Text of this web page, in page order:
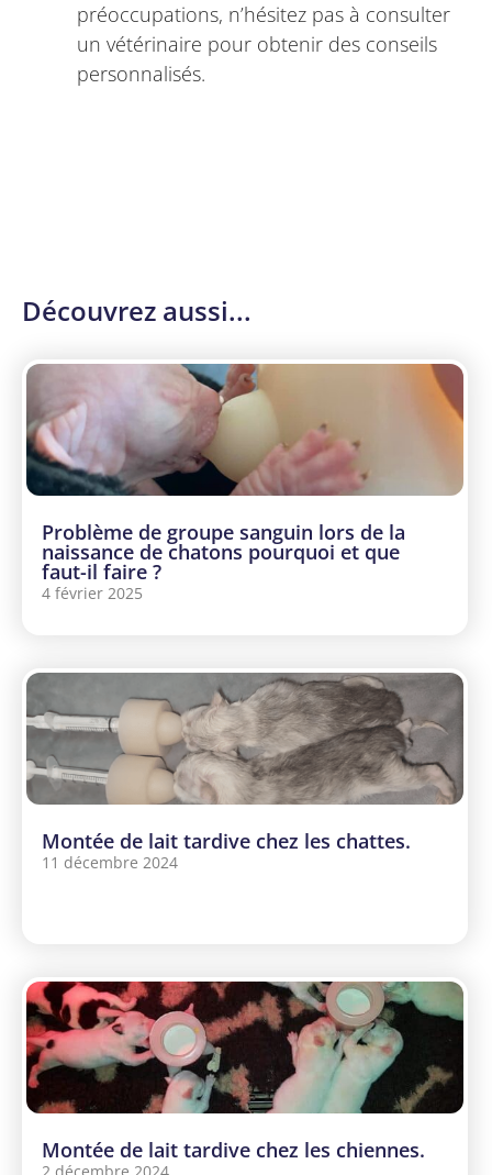
préoccupations, n’hésitez pas à consulter
un vétérinaire pour obtenir des conseils
personnalisés.
Découvrez aussi...
Problème de groupe sanguin lors de la
naissance de chatons pourquoi et que
faut-il faire ?
4 février 2025
Montée de lait tardive chez les chattes.
11 décembre 2024
Montée de lait tardive chez les chiennes.